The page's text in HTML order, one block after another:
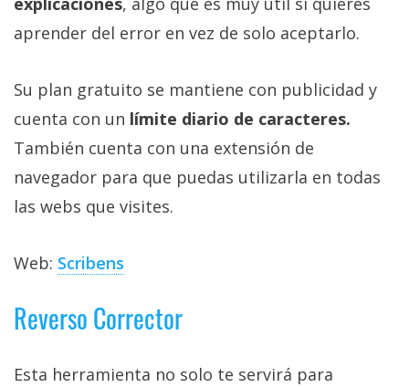
aprender del error en vez de solo aceptarlo.
Su plan gratuito se mantiene con publicidad y
cuenta con un límite diario de caracteres.
También cuenta con una extensión de
navegador para que puedas utilizarla en todas
las webs que visites.
Web: Scribens
Reverso Corrector
Esta herramienta no solo te servirá para